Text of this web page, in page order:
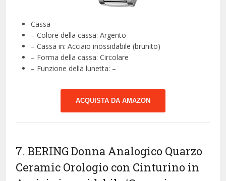
Cassa
– Colore della cassa: Argento
– Cassa in: Acciaio inossidabile (brunito)
– Forma della cassa: Circolare
– Funzione della lunetta: –
ACQUISTA DA AMAZON
7. BERING Donna Analogico Quarzo
Ceramic Orologio con Cinturino in